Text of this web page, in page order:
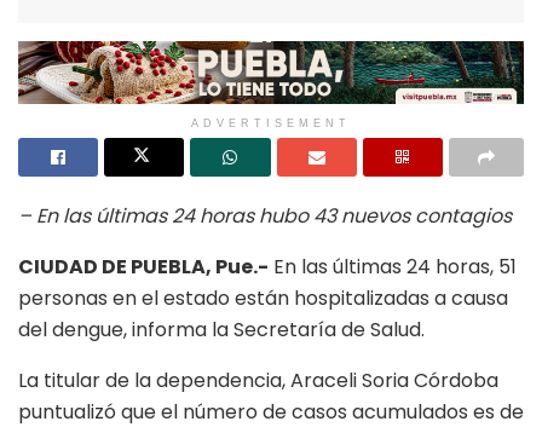
ADVERTISEMENT
– En las últimas 24 horas hubo 43 nuevos contagios
CIUDAD DE PUEBLA, Pue.- En las últimas 24 horas, 51
personas en el estado están hospitalizadas a causa
del dengue, informa la Secretaría de Salud.
La titular de la dependencia, Araceli Soria Córdoba
puntualizó que el número de casos acumulados es de